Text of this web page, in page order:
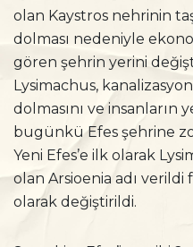
olan Kaystros nehrinin
dolması nedeniyle
gören şehrin yerini
Lysimachus,
dolmasını ve insanların
bugünkü Efes şehrine
Yeni Efes’e ilk olarak
olan Arsioenia adı verildi
olarak değiştirildi.